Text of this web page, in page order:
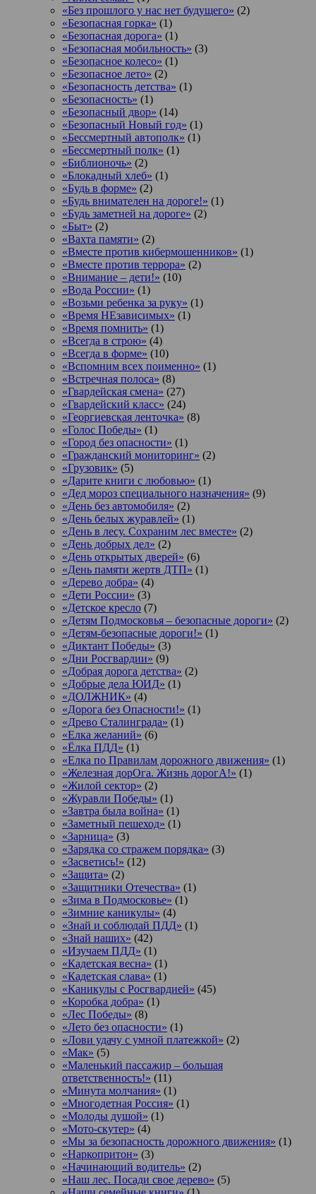
«Без прошлого у нас нет будущего» (2)
«Безопасная горка» (1)
«Безопасная дорога» (1)
«Безопасная мобильность» (3)
«Безопасное колесо» (1)
«Безопасное лето» (2)
«Безопасность детства» (1)
«Безопасность» (1)
«Безопасный двор» (14)
«Безопасный Новый год» (1)
«Бессмертный автополк» (1)
«Бессмертный полк» (1)
«Библионочь» (2)
«Блокадный хлеб» (1)
«Будь в форме» (2)
«Будь внимателен на дороге!» (1)
«Будь заметней на дороге» (2)
«Быт» (2)
«Вахта памяти» (2)
«Вместе против кибермошенников» (1)
«Вместе против террора» (2)
«Внимание – дети!» (10)
«Вода России» (1)
«Возьми ребенка за руку» (1)
«Время НЕзависимых» (1)
«Время помнить» (1)
«Всегда в строю» (4)
«Всегда в форме» (10)
«Вспомним всех поименно» (1)
«Встречная полоса» (8)
«Гвардейская смена» (27)
«Гвардейский класс» (24)
«Георгиевская ленточка» (8)
«Голос Победы» (1)
«Город без опасности» (1)
«Гражданский мониторинг» (2)
«Грузовик» (5)
«Дарите книги с любовью» (1)
«Дед мороз специального назначения» (9)
«День без автомобиля» (2)
«День белых журавлей» (1)
«День в лесу. Сохраним лес вместе» (2)
«День добрых дел» (2)
«День открытых дверей» (6)
«День памяти жертв ДТП» (1)
«Дерево добра» (4)
«Дети России» (3)
«Детское кресло (7)
«Детям Подмосковья – безопасные дороги» (2)
«Детям-безопасные дороги!» (1)
«Диктант Победы» (3)
«Дни Росгвардии» (9)
«Добрая дорога детства» (2)
«Добрые дела ЮИД» (1)
«ДОЛЖНИК» (4)
«Дорога без Опасности!» (1)
«Древо Сталинграда» (1)
«Елка желаний» (6)
«Ёлка ПДД» (1)
«Елка по Правилам дорожного движения» (1)
«Железная дорОга. Жизнь дорогА!» (1)
«Жилой сектор» (2)
«Журавли Победы» (1)
«Завтра была война» (1)
«Заметный пешеход» (1)
«Зарница» (3)
«Зарядка со стражем порядка» (3)
«Засветись!» (12)
«Защита» (2)
«Защитники Отечества» (1)
«Зима в Подмосковье» (1)
«Зимние каникулы» (4)
«Знай и соблюдай ПДД» (1)
«Знай наших» (42)
«Изучаем ПДД» (1)
«Кадетская весна» (1)
«Кадетская слава» (1)
«Каникулы с Росгвардией» (45)
«Коробка добра» (1)
«Лес Победы» (8)
«Лето без опасности» (1)
«Лови удачу с умной платежкой» (2)
«Мак» (5)
«Маленький пассажир – большая
ответственность!» (11)
«Минута молчания» (1)
«Многодетная Россия» (1)
«Молоды душой» (1)
«Мото-скутер» (4)
«Мы за безопасность дорожного движения» (1)
«Наркопритон» (3)
«Начинающий водитель» (2)
«Наш лес. Посади свое дерево» (5)